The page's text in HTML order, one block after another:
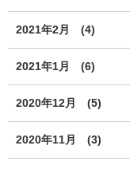
2021年2月 (4)
2021年1月 (6)
2020年12月 (5)
2020年11月 (3)